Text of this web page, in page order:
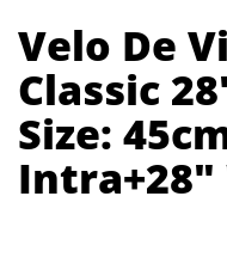
Velo De
Classic
Size:
Intra+28"